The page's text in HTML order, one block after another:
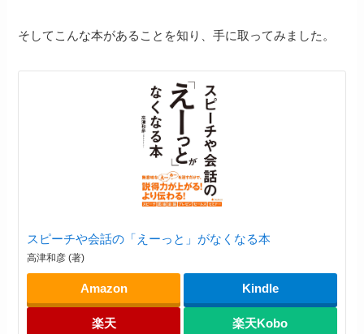
そしてこんな本があることを知り、手に取ってみました。
スピーチや会話の「えーっと」がなくなる本
高津和彦 (著)
Amazon Kindle
楽天 楽天Kobo